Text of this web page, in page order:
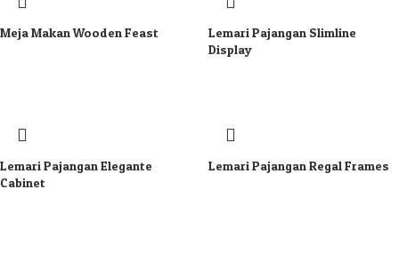
Meja Makan Wooden Feast
Lemari Pajangan Slimline
Display
Lemari Pajangan Elegante
Cabinet
Lemari Pajangan Regal Frames